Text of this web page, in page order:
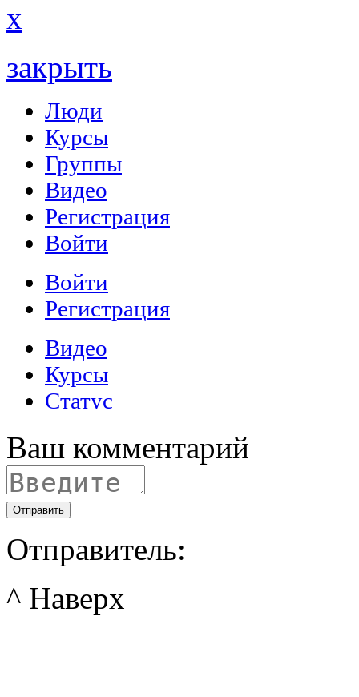
x
закрыть
Ваш комментарий
Отправить
Отправитель:
^ Наверх